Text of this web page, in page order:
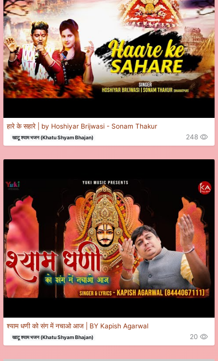
हारे के सहारे | by Hoshiyar Brijwasi - Sonam Thakur
खाटू श्याम भजन (Khatu Shyam Bhajan) 248
श्याम धणी को संग में नचाओ आज | BY Kapish Agarwal
खाटू श्याम भजन (Khatu Shyam Bhajan) 20